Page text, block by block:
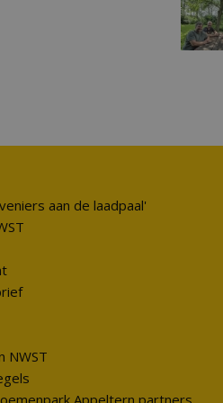
aan de laadpaal'
NWST
Appeltern partners